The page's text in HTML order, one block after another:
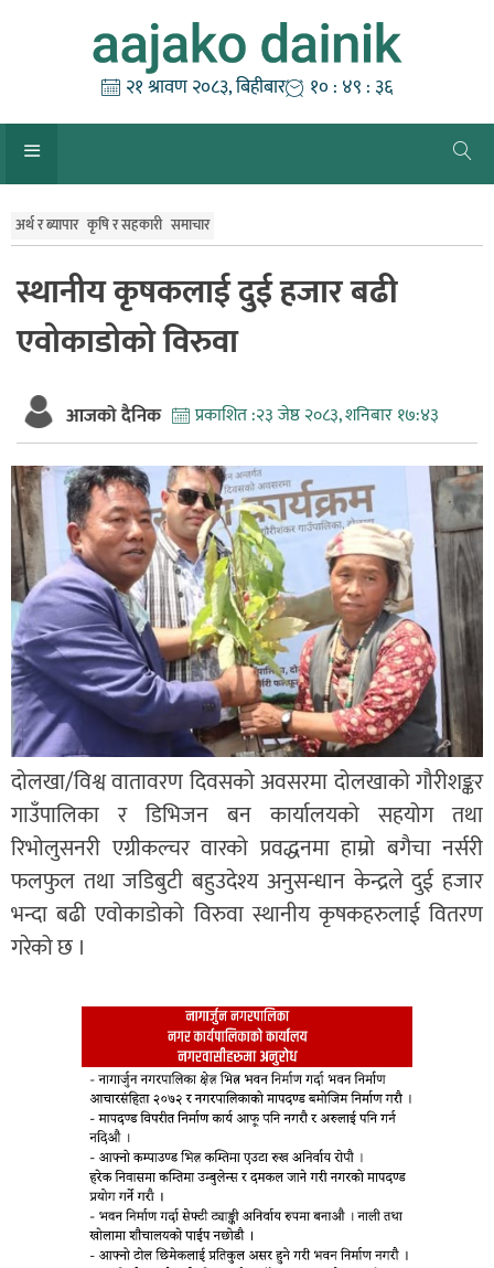
२१ श्रावण २०८३, बिहीबार १० : ४९ : ३७
अर्थ र ब्यापार कृषि र सहकारी समाचार
स्थानीय कृषकलाई दुई हजार बढी
एवोकाडोको विरुवा
आजको दैनिक प्रकाशित :२३ जेष्ठ २०८३, शनिबार १७:४३
दोलखा/विश्व वातावरण दिवसको अवसरमा दोलखाको गौरीशङ्कर
गाउँपालिका र डिभिजन बन कार्यालयको सहयोग तथा
रिभोलुसनरी एग्रीकल्चर वारको प्रवद्धनमा हाम्रो बगैचा नर्सरी
फलफुल तथा जडिबुटी बहुउदेश्य अनुसन्धान केन्द्रले दुई हजार
भन्दा बढी एवोकाडोको विरुवा स्थानीय कृषकहरुलाई वितरण
गरेको छ ।